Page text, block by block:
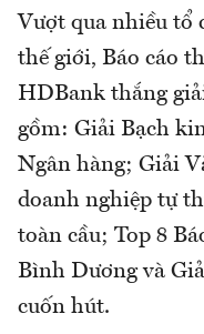
Vượt qua nhiều tổ
thế giới, Báo cáo
HDBank thắng
gồm: Giải Bạch
Ngân hàng; Giải
doanh nghiệp tự
toàn cầu; Top 8
Bình Dương và
cuốn hút.